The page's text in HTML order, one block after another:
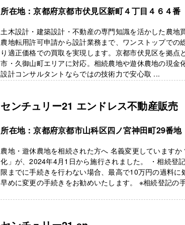
所在地：京都府京都市伏見区新町４丁目４６４番
土木設計・建築設計・不動産の専門知識を活かした農地
農地転用許可申請から設計業務まで、ワンストップでの
り適正価格での買取を実現します。京都市伏見区を拠点
市・久御山町エリアに対応。相続農地や遊休農地の現金
設計コンサルタントならではの技術力で安心取 ...
センチュリー21 エンドレス不動産販売
所在地：京都府京都市山科区四ノ宮神田町29番地
農地・遊休農地を相続された方へ 名義変更しています
化」が、2024年4月1日から施行されました。 ・相続登
限までに手続きを行わない場合、最高で10万円の過料に
早めに変更の手続きをお勧めいたします。 ※相続登記の